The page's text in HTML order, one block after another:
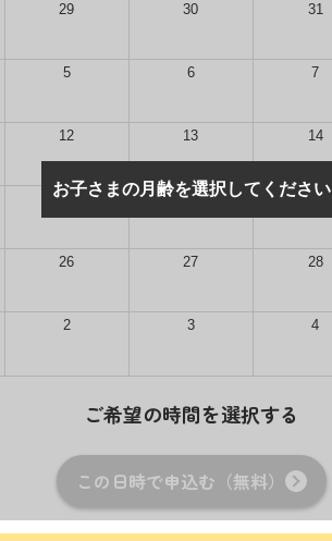
29 30 31
5 6 7
12 13 14
19 20 21
26 27 28
2 3 4
ご希望の時間を選択する
この日時で申込む（無料）
お子さまの月齢を選択してください